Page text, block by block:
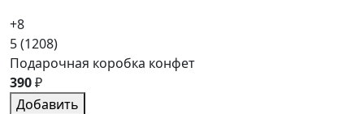
+8
5(1208)
Подарочная коробка конфет
390₽
Добавить